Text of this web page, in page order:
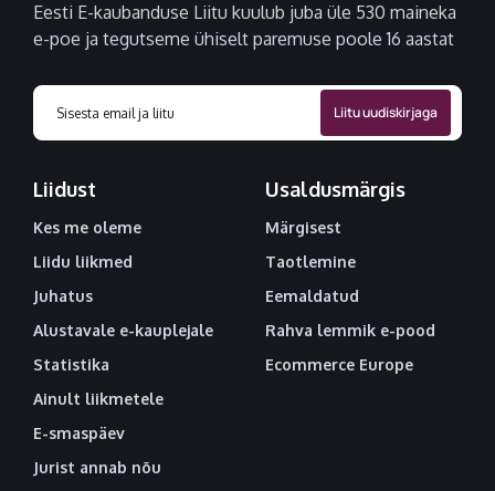
Eesti E-kaubanduse Liitu kuulub juba üle 530 maineka
e-poe ja tegutseme ühiselt paremuse poole 16 aastat
Liidust
Kes me oleme
Liidu liikmed
Juhatus
Alustavale e-kauplejale
Statistika
Ainult liikmetele
E-smaspäev
Jurist annab nõu
Usaldusmärgis
Märgisest
Taotlemine
Eemaldatud
Rahva lemmik e-pood
Ecommerce Europe